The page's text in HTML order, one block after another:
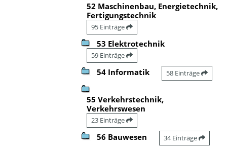
52 Maschinenbau, Energietechnik,
Fertigungstechnik
95 Einträge
53 Elektrotechnik
59 Einträge
54 Informatik 58 Einträge
55 Verkehrstechnik,
Verkehrswesen
23 Einträge
56 Bauwesen 34 Einträge